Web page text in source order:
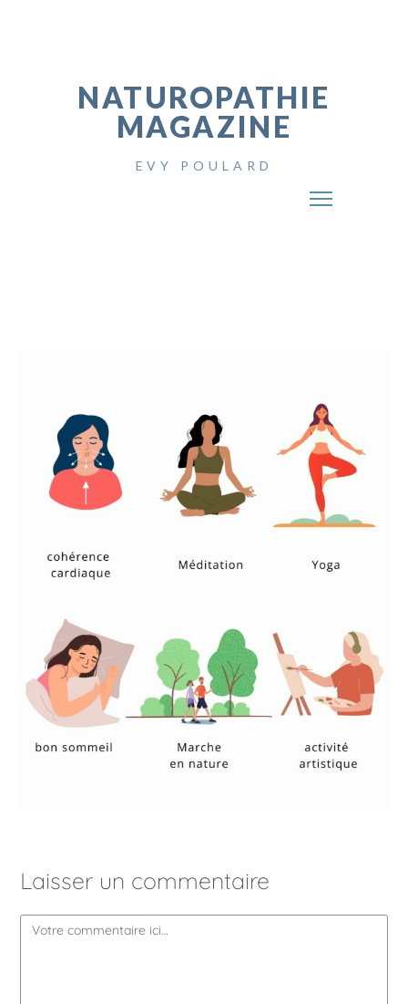
NATUROPATHIE
MAGAZINE
EVY POULARD
Laisser un commentaire